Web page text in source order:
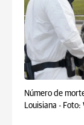
Número de
Louisiana - Foto: